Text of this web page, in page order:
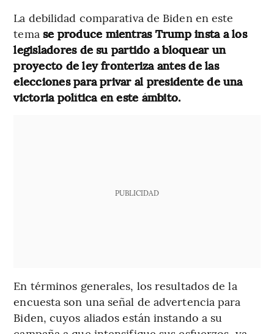
La debilidad comparativa de Biden en este
tema se produce mientras Trump insta a los
legisladores de su partido a bloquear un
proyecto de ley fronteriza antes de las
elecciones para privar al presidente de una
victoria política en este ámbito.
PUBLICIDAD
En términos generales, los resultados de la
encuesta son una señal de advertencia para
Biden, cuyos aliados están instando a su